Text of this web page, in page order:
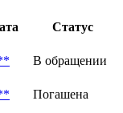
Статус
В обращении
Погашена